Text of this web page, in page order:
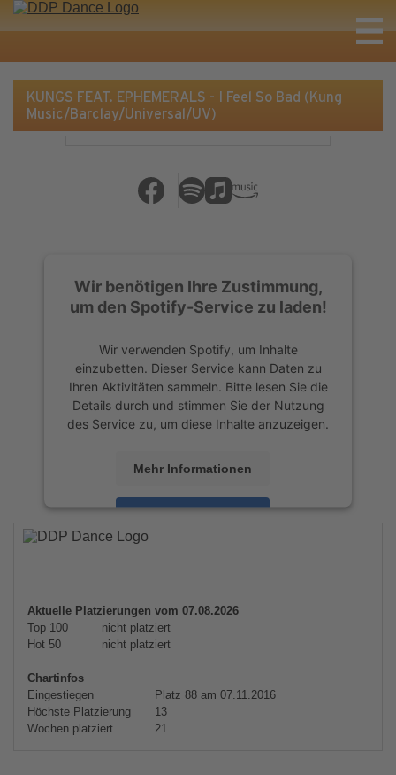
KUNGS FEAT. EPHEMERALS - I Feel So Bad (Kung
Music/Barclay/Universal/UV)
Wir benötigen Ihre Zustimmung,
um den Spotify-Service zu laden!
Wir verwenden Spotify, um Inhalte
einzubetten. Dieser Service kann Daten zu
Ihren Aktivitäten sammeln. Bitte lesen Sie die
Details durch und stimmen Sie der Nutzung
des Service zu, um diese Inhalte anzuzeigen.
Mehr Informationen
Akzeptieren
powered by
Aktuelle Platzierungen vom 07.08.2026
Top 100
nicht platziert
Hot 50
nicht platziert
Chartinfos
Eingestiegen
Platz 88 am 07.11.2016
Höchste Platzierung
13
Wochen platziert
21